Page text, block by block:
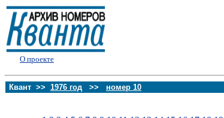
О проекте
Квант >> 1976 год >> номер 10